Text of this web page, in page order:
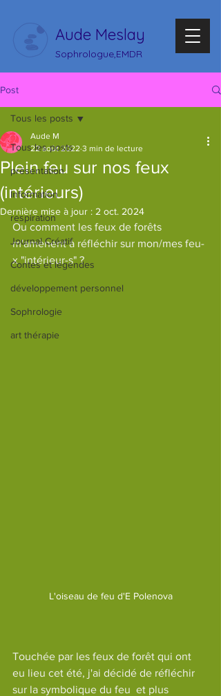
Aude Meslay
Sophrologue,EMDR
Post
Tous les posts
présentation
Information
respiration
Journal Créatif
Contes et légendes
développement personnel
Sophrologie
art thérapie
Tous les posts
Plein feu sur nos feux
(intérieurs)
Aude M
22 août 2022 3 min de lecture
Dernière mise à jour : 2 oct. 2024
Ou comment les feux de forêts
m'amènent à réfléchir sur mon/mes feu-
x "intérieur-s" ?
L'oiseau de feu d'E Polenova
Touchée par les feux de forêt qui ont
eu lieu cet été, j'ai décidé de réfléchir
sur la symbolique du feu  et plus